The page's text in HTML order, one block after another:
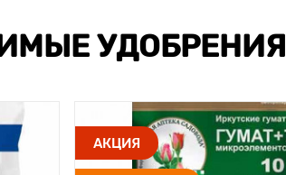
УДОБРЕНИЯ
АКЦИЯ